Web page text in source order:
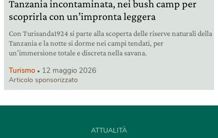
Tanzania incontaminata, nei bush camp per
scoprirla con un’impronta leggera
Con Turisanda1924 si parte alla scoperta delle riserve naturali della
Tanzania e la notte si dorme nei campi tendati, per
un’immersione totale e discreta nella savana.
Turismo 12 maggio 2026
Articolo sponsorizzato
ATTUALITÀ